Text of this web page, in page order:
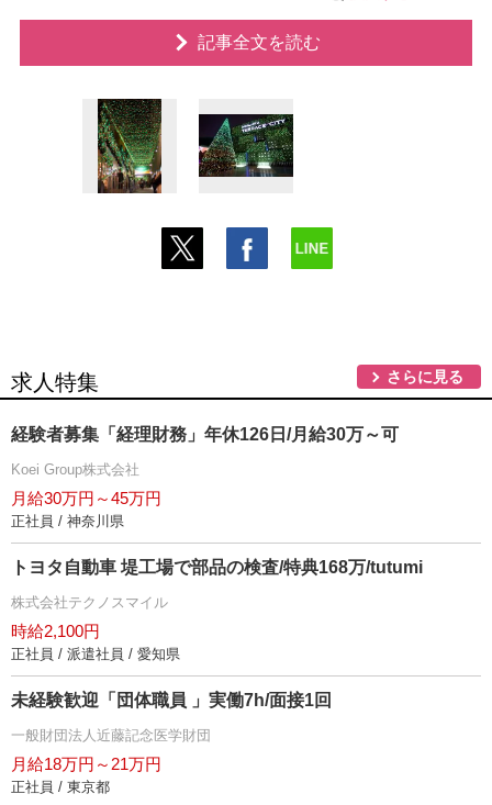
記事全文を読む
求人特集 さらに見る
経験者募集「経理財務」年休126日/月給30万～可
Koei Group株式会社
月給30万円～45万円
正社員 / 神奈川県
トヨタ自動車 堤工場で部品の検査/特典168万/tutumi
株式会社テクノスマイル
時給2,100円
正社員 / 派遣社員 / 愛知県
未経験歓迎「団体職員 」実働7h/面接1回
一般財団法人近藤記念医学財団
月給18万円～21万円
正社員 / 東京都